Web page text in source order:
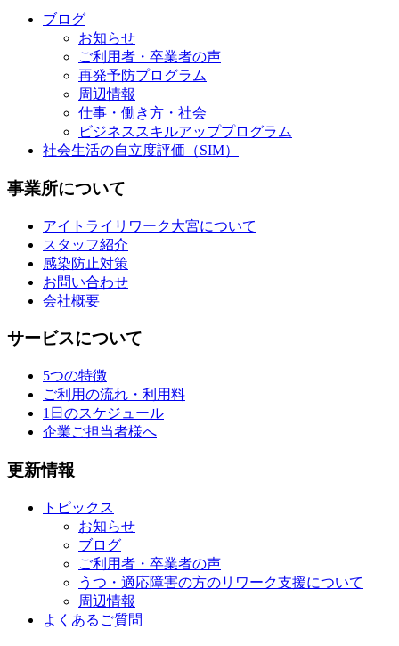
ブログ
お知らせ
ご利用者・卒業者の声
再発予防プログラム
周辺情報
仕事・働き方・社会
ビジネススキルアッププログラム
社会生活の自立度評価（SIM）
事業所について
アイトライリワーク大宮について
スタッフ紹介
感染防止対策
お問い合わせ
会社概要
サービスについて
5つの特徴
ご利用の流れ・利用料
1日のスケジュール
企業ご担当者様へ
更新情報
トピックス
お知らせ
ブログ
ご利用者・卒業者の声
うつ・適応障害の方のリワーク支援について
周辺情報
よくあるご質問